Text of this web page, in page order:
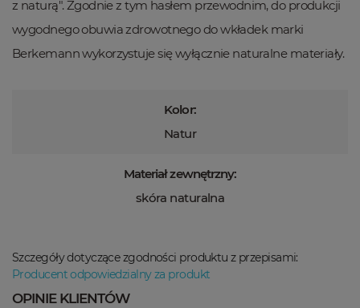
z naturą". Zgodnie z tym hasłem przewodnim, do produkcji
wygodnego obuwia zdrowotnego do wkładek marki
Berkemann wykorzystuje się wyłącznie naturalne materiały.
Kolor:
Natur
Materiał zewnętrzny:
skóra naturalna
Szczegóły dotyczące zgodności produktu z przepisami:
Producent odpowiedzialny za produkt
OPINIE KLIENTÓW